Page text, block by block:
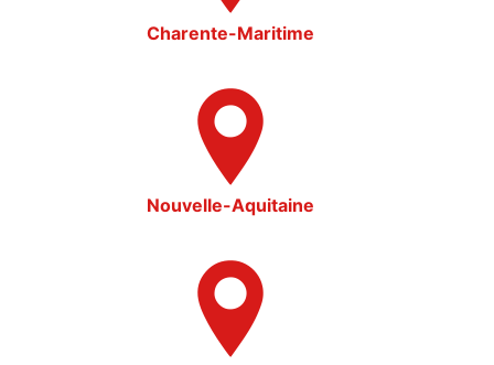
Charente-Maritime
Nouvelle-Aquitaine